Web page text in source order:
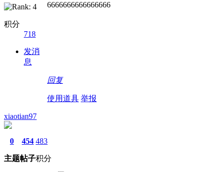
积分
718
发消
息
6666666666666666
回复
使用道具 举报
xiaotian97
0
主题
454
帖子
483
积分